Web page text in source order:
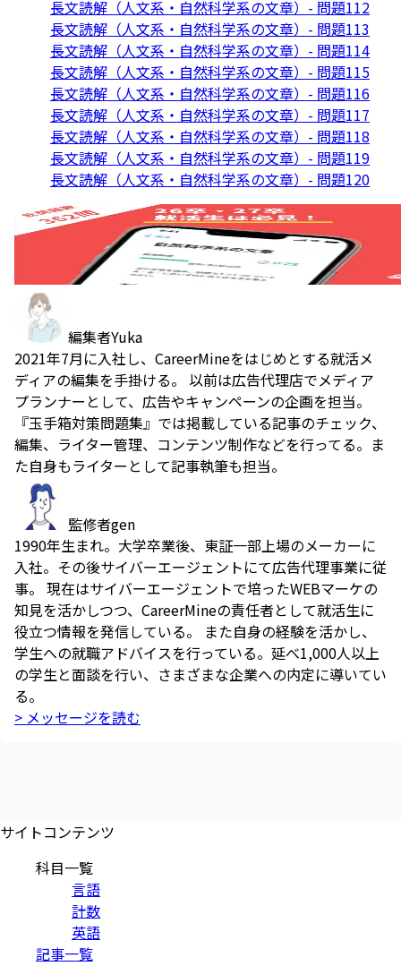
長文読解（人文系・自然科学系の文章）- 問題112
長文読解（人文系・自然科学系の文章）- 問題113
長文読解（人文系・自然科学系の文章）- 問題114
長文読解（人文系・自然科学系の文章）- 問題115
長文読解（人文系・自然科学系の文章）- 問題116
長文読解（人文系・自然科学系の文章）- 問題117
長文読解（人文系・自然科学系の文章）- 問題118
長文読解（人文系・自然科学系の文章）- 問題119
長文読解（人文系・自然科学系の文章）- 問題120
編集者Yuka
2021年7月に入社し、CareerMineをはじめとする就活メ
ディアの編集を手掛ける。 以前は広告代理店でメディア
プランナーとして、広告やキャンペーンの企画を担当。
『玉手箱対策問題集』では掲載している記事のチェック、
編集、ライター管理、コンテンツ制作などを行ってる。ま
た自身もライターとして記事執筆も担当。
監修者gen
1990年生まれ。大学卒業後、東証一部上場のメーカーに
入社。その後サイバーエージェントにて広告代理事業に従
事。 現在はサイバーエージェントで培ったWEBマーケの
知見を活かしつつ、CareerMineの責任者として就活生に
役立つ情報を発信している。 また自身の経験を活かし、
学生への就職アドバイスを行っている。延べ1,000人以上
の学生と面談を行い、さまざまな企業への内定に導いてい
る。
> メッセージを読む
サイトコンテンツ
科目一覧
言語
計数
英語
記事一覧